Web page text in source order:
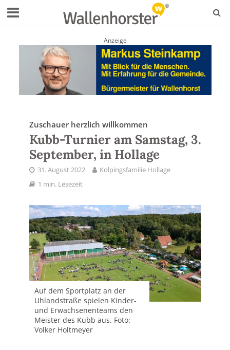
Anzeige
Zuschauer herzlich willkommen
Kubb-Turnier am Samstag, 3.
September, in Hollage
31. August 2022
Kolpingsfamilie Hollage
1 min. Lesezeit
Auf dem Sportplatz an der
Uhlandstraße spielen Kinder-
und Erwachsenenteams den
Meister des Kubb aus. Foto:
Volker Holtmeyer